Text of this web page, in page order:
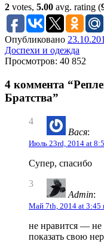
2 votes, 5.00 avg. rating (
Опубликовано
Доспехи и одежда
Просмотров: 40 852
4 коммента
Братства”
4
Вася:
Июль 23rd, 2014 at
Супер, спасибо
3
Admin:
Май 7th, 2014 at 3:45
не нравится — не
показать свою